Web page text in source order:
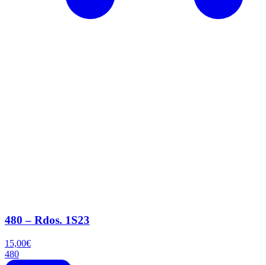
480 – Rdos. 1S23
15,00€
480